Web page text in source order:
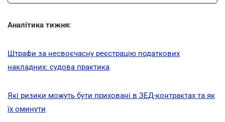
Аналітика тижня:
Штрафи за несвоєчасну реєстрацію податкових
накладних: судова практика
Які ризики можуть бути приховані в ЗЕД-контрактах та як
їх оминути